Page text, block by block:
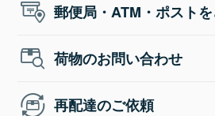
郵便局・ATM・ポスト
荷物のお問い合わせ
再配達のご依頼